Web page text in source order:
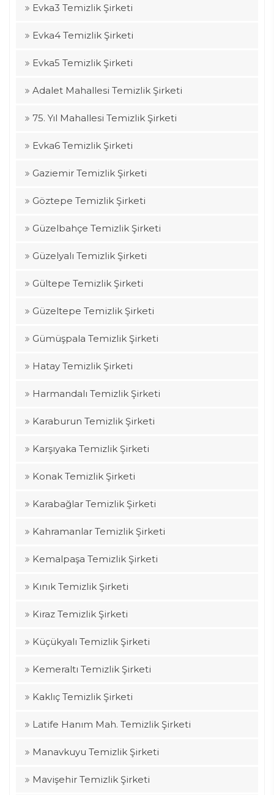
Evka3 Temizlik Şirketi
Evka4 Temizlik Şirketi
Evka5 Temizlik Şirketi
Adalet Mahallesi Temizlik Şirketi
75. Yıl Mahallesi Temizlik Şirketi
Evka6 Temizlik Şirketi
Gaziemir Temizlik Şirketi
Göztepe Temizlik Şirketi
Güzelbahçe Temizlik Şirketi
Güzelyalı Temizlik Şirketi
Gültepe Temizlik Şirketi
Güzeltepe Temizlik Şirketi
Gümüşpala Temizlik Şirketi
Hatay Temizlik Şirketi
Harmandalı Temizlik Şirketi
Karaburun Temizlik Şirketi
Karşıyaka Temizlik Şirketi
Konak Temizlik Şirketi
Karabağlar Temizlik Şirketi
Kahramanlar Temizlik Şirketi
Kemalpaşa Temizlik Şirketi
Kınık Temizlik Şirketi
Kiraz Temizlik Şirketi
Küçükyalı Temizlik Şirketi
Kemeraltı Temizlik Şirketi
Kaklıç Temizlik Şirketi
Latife Hanım Mah. Temizlik Şirketi
Manavkuyu Temizlik Şirketi
Mavişehir Temizlik Şirketi